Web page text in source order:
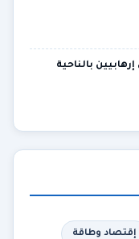
بالناحية
إقتصاد وطاقة